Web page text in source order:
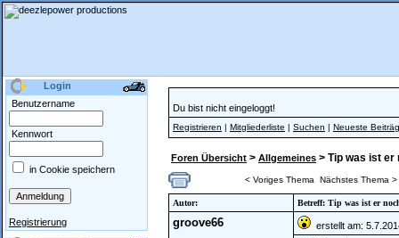
Login
Benutzername
Kennwort
in Cookie speichern
Registrierung
Du bist nicht eingeloggt!
Registrieren | Mitgliederliste | Suchen | Neueste
Foren Übersicht > Allgemeines > Tip was ist er
< Voriges Thema Nächstes Thema >
Autor: Betreff: Tip was ist er
groove66 erstellt am: